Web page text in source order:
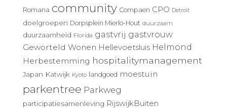
Romana community Compaen CPO Detroit
doelgroepen Dorpsplein Mierlo-Hout duurzaam
duurzaamheid Florida gastvrij gastvrouw
Geworteld Wonen Hellevoetsluis Helmond
Herbestemming hospitalitymanagement
Japan Katwijk Kyoto landgoed moestuin
parkentree Parkweg
participatiesamenleving RijswijkBuiten